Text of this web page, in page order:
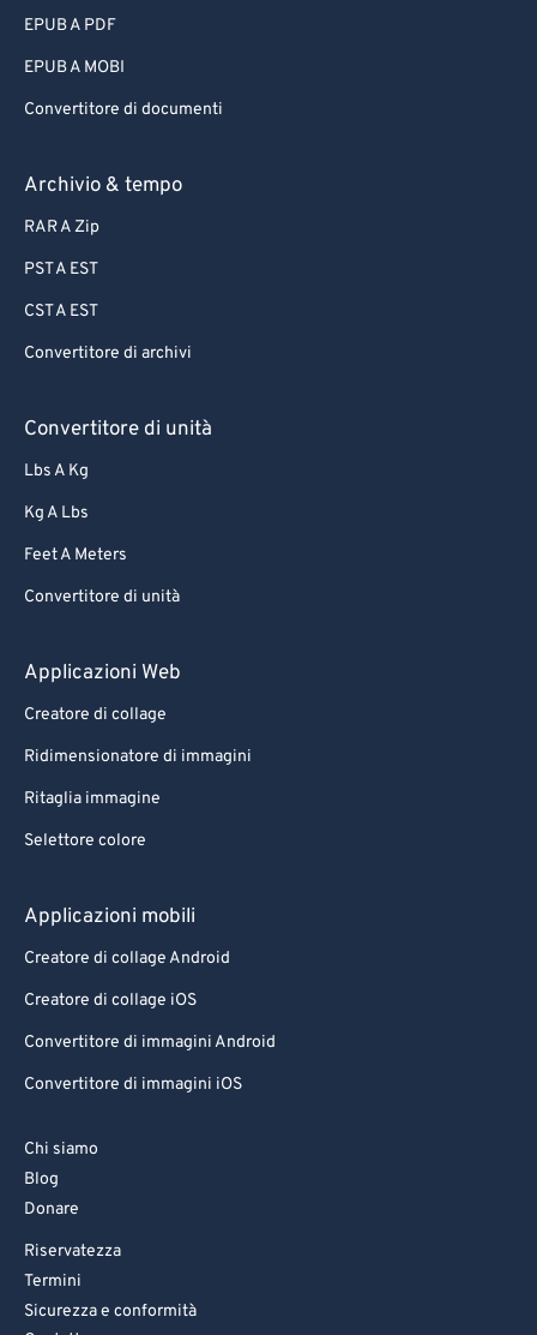
EPUB A PDF
EPUB A MOBI
Convertitore di documenti
Archivio & tempo
RAR A Zip
PST A EST
CST A EST
Convertitore di archivi
Convertitore di unità
Lbs A Kg
Kg A Lbs
Feet A Meters
Convertitore di unità
Applicazioni Web
Creatore di collage
Ridimensionatore di immagini
Ritaglia immagine
Selettore colore
Applicazioni mobili
Creatore di collage Android
Creatore di collage iOS
Convertitore di immagini Android
Convertitore di immagini iOS
Chi siamo
Blog
Donare
Riservatezza
Termini
Sicurezza e conformità